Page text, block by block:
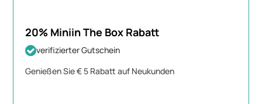
20% Miniin The Box Rabatt
verifizierter Gutschein
Genießen Sie € 5 Rabatt auf Neukunden